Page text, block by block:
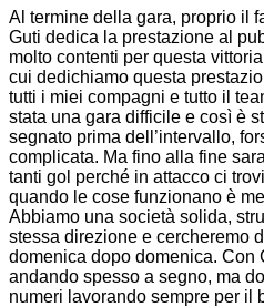
Al termine della gara, proprio il
Guti dedica la prestazione al
molto contenti per questa
cui dedichiamo questa
tutti i miei compagni e tutto il
stata una gara difficile e così è
segnato prima dell’intervallo,
complicata. Ma fino alla fine
tanti gol perché in attacco ci
quando le cose funzionano è
Abbiamo una società solida,
stessa direzione e cercheremo
domenica dopo domenica. Con
andando spesso a segno, ma
numeri lavorando sempre per il